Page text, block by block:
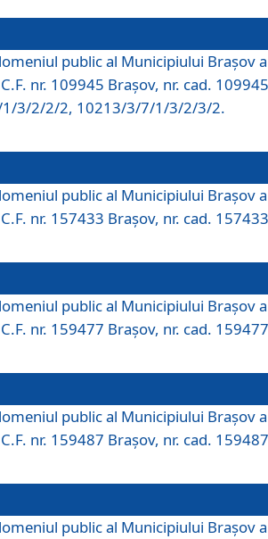
public al Municipiului Braşov a
nr. 109945 Brașov, nr. cad.
3/2/2/2, 10213/3/7/1/3/2/3/2.
public al Municipiului Braşov a
nr. 157433 Brașov, nr. cad.
public al Municipiului Braşov a
nr. 159477 Brașov, nr. cad.
public al Municipiului Braşov a
nr. 159487 Brașov, nr. cad.
public al Municipiului Braşov a